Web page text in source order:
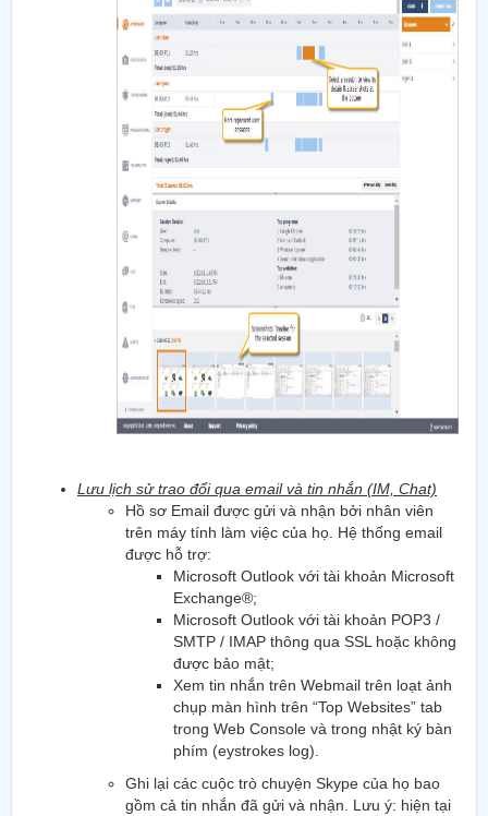
Lưu lịch sử trao đổi qua email và tin nhắn (IM, Chat)
Hồ sơ Email được gửi và nhận bởi nhân viên
trên máy tính làm việc của họ. Hệ thống email
được hỗ trợ:
Microsoft Outlook với tài khoản Microsoft
Exchange®;
Microsoft Outlook với tài khoản POP3 /
SMTP / IMAP thông qua SSL hoặc không
được bảo mật;
Xem tin nhắn trên Webmail trên loạt ảnh
chụp màn hình trên “Top Websites” tab
trong Web Console và trong nhật ký bàn
phím (eystrokes log).
Ghi lại các cuộc trò chuyện Skype của họ bao
gồm cả tin nhắn đã gửi và nhận. Lưu ý: hiện tại